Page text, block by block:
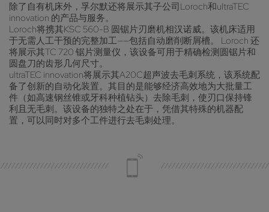
除了自有机床外，孚尔默还将展示其子公司Loroch和ultraTEC
innovation 的产品与服务。
Loroch将携其KSC 560-B 圆锯片刃磨机相汉诺威。该机床适用
于无需人工干预的完整加工——包括自动磨削断屑槽。 Loroch 还
将展示其TC 720 锯片测量仪，该设备可用于精确检测圆锯片和
圆盘刀的齿形几何尺寸。
ultraTEC innovation将展示其A20C超声波去毛刺系统，该系统配
备了创新的自动化装置。其目的是能够经济高效地为大批量工
件（如高速钢丝锥或牙科种植钻头）去除毛刺，使刃口保持锋
利且无毛刺。该设备的独特之处在于，凭借其特殊的机器配
置，可以同时对多个工件进行去毛刺处理。